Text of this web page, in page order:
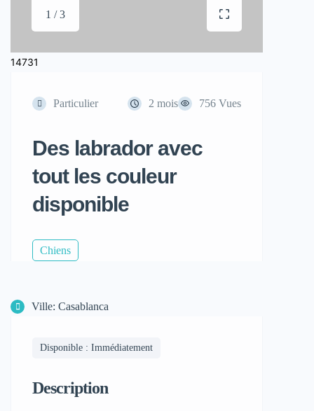
1 / 3
14731
Particulier 2 mois 756 Vues
Des labrador avec
tout les couleur
disponible
Chiens
Ville: Casablanca
Disponible : Immédiatement
Description